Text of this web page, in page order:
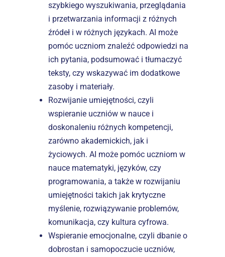
szybkiego wyszukiwania, przeglądania
i przetwarzania informacji z różnych
źródeł i w różnych językach. AI może
pomóc uczniom znaleźć odpowiedzi na
ich pytania, podsumować i tłumaczyć
teksty, czy wskazywać im dodatkowe
zasoby i materiały.
Rozwijanie umiejętności, czyli
wspieranie uczniów w nauce i
doskonaleniu różnych kompetencji,
zarówno akademickich, jak i
życiowych. AI może pomóc uczniom w
nauce matematyki, języków, czy
programowania, a także w rozwijaniu
umiejętności takich jak krytyczne
myślenie, rozwiązywanie problemów,
komunikacja, czy kultura cyfrowa.
Wspieranie emocjonalne, czyli dbanie o
dobrostan i samopoczucie uczniów,